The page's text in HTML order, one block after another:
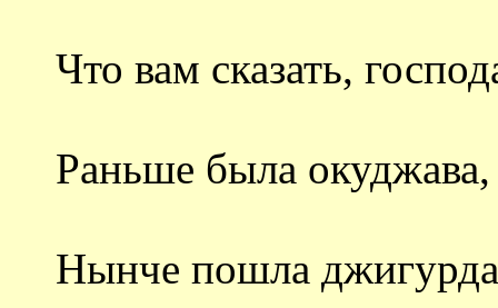
Что вам сказать,
Раньше была окуджава,
Нынче пошла джигурда